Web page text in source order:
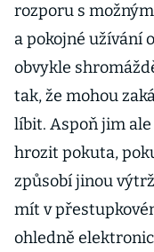
rozporu s
a pokojné užívání
obvykle
tak, že mohou
líbit. Aspoň jim
hrozit pokuta,
způsobí jinou
mít v
ohledně